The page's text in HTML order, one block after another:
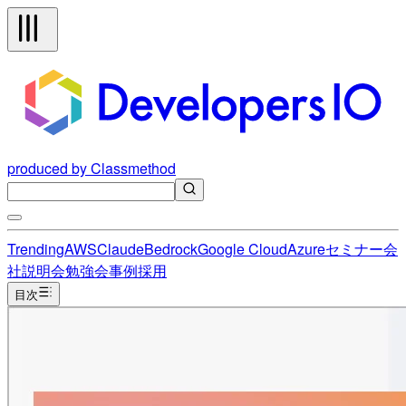
produced by Classmethod
TrendingAWSClaudeBedrockGoogle CloudAzureセミナー会
社説明会勉強会事例採用
目次